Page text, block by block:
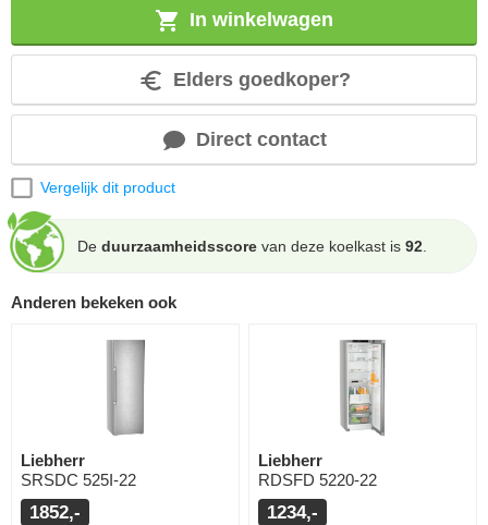
In winkelwagen
Elders goedkoper?
Direct contact
Vergelijk dit product
De duurzaamheidsscore van deze koelkast is 92.
Anderen bekeken ook
Liebherr
SRSDC 525I-22
1852,-
Liebherr
RDSFD 5220-22
1234,-